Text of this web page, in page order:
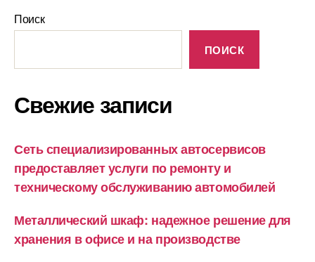
Поиск
ПОИСК
Свежие записи
Сеть специализированных автосервисов
предоставляет услуги по ремонту и
техническому обслуживанию автомобилей
Металлический шкаф: надежное решение для
хранения в офисе и на производстве